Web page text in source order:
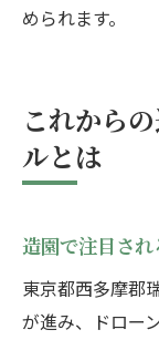
められます。
これから
ルとは
造園で注目さ
東京都西多摩郡
が進み、ドロー